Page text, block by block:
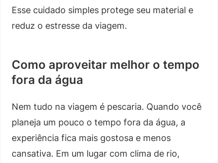
Esse cuidado simples protege seu material e
reduz o estresse da viagem.
Como aproveitar melhor o tempo
fora da água
Nem tudo na viagem é pescaria. Quando você
planeja um pouco o tempo fora da água, a
experiência fica mais gostosa e menos
cansativa. Em um lugar com clima de rio,